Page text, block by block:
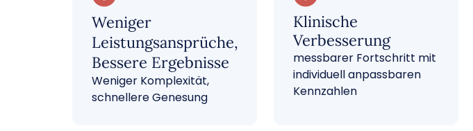
Weniger
Leistungsansprüche,
Bessere Ergebnisse
Weniger Komplexität,
schnellere Genesung
Klinische
Verbesserung
messbarer Fortschritt mit
individuell anpassbaren
Kennzahlen